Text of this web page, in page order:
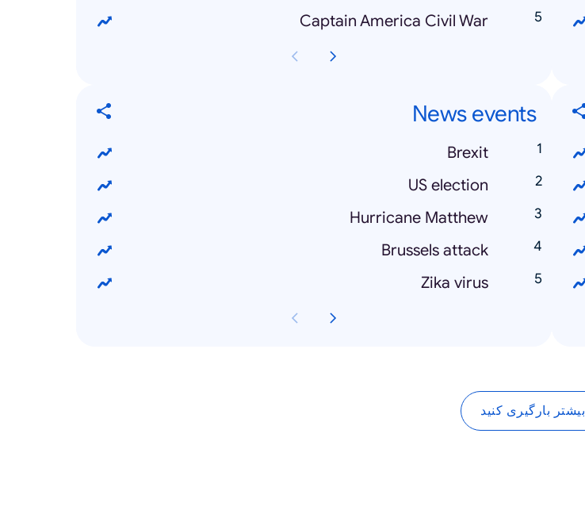
Captain America Civil War
News events
Brexit
US election
Hurricane Matthew
Brussels attack
Zika virus
بیشتر بارگیری کنید